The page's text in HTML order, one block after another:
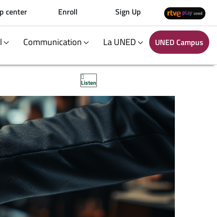
center Enroll Sign Up
Communication La UNED UNED Campus
Listen